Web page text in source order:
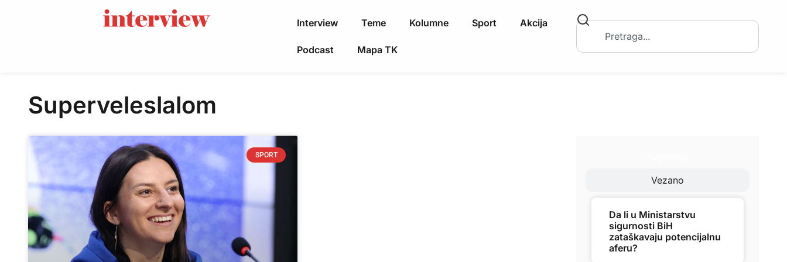
Interview Teme Kolumne Sport Akcija
Podcast Mapa TK
Superveleslalom
SPORT
Vezano
Da li u Ministarstvu
sigurnosti BiH
zataškavaju potencijalnu
aferu?